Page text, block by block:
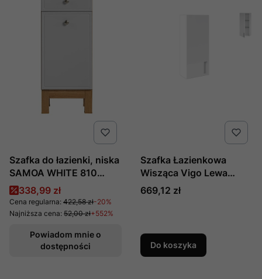
Szafka do łazienki, niska
SAMOA WHITE 810
produkcji Comad
Cena promocyjna
338,99 zł
Cena regularna: 422,58 zł-20%
Najniższa cena: 52,00 zł+552%
Powiadom mnie o
dostępności
Szafka Łazienkowa
Wisząca Vigo Lewa
Arctic White
Cena
669,12 zł
Do koszyka